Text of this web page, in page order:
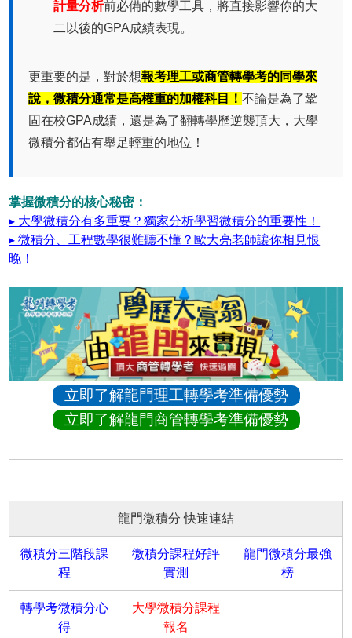
計量分析前必備的數學工具，將直接影響你的大
二以後的GPA成績表現。
更重要的是，對於想報考理工或商管轉學考的同學來
說，微積分通常是高權重的加權科目！不論是為了鞏
固在校GPA成績，還是為了翻轉學歷逆襲頂大，大學
微積分都佔有舉足輕重的地位！
掌握微積分的核心秘密：
▸ 大學微積分有多重要？獨家分析學習微積分的重要性！
▸ 微積分、工程數學很難聽不懂？歐大亮老師讓你相見恨
晚！
立即了解龍門理工轉學考準備優勢
立即了解龍門商管轉學考準備優勢
龍門微積分 快速連結
微積分三階段課
程
微積分課程好評
實測
龍門微積分最強
榜
轉學考微積分心
得
大學微積分課程
報名